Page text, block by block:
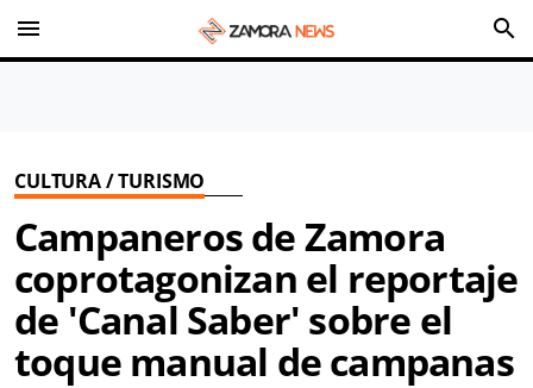
menu search
CULTURA / TURISMO
Campaneros de Zamora
coprotagonizan el reportaje
de 'Canal Saber' sobre el
toque manual de campanas